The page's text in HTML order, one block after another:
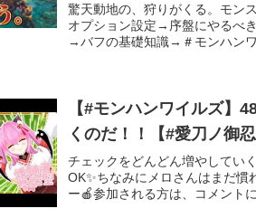
驚天動地の、狩りがくる。モン
オプション設定→序盤にやるべ
→バフの基礎知識→＃モンハン
【#モンハンワイルズ
くのだ！！【#愛刀ノ御
チェックをどんどん増やしてい
OK✨ちなみにメロさんはまだ
ー🍎参加される方は、コメント